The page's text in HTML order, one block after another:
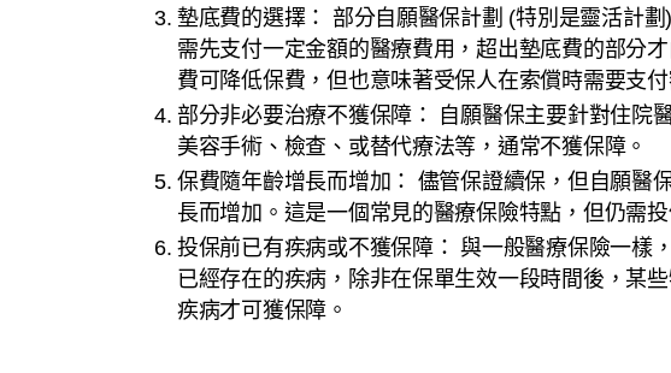
墊底費的選擇： 部分自願醫保計劃 (特別是靈活計
需先支付一定金額的醫療費用，超出墊底費的部分
費可降低保費，但也意味著受保人在索償時需要支付
部分非必要治療不獲保障： 自願醫保主要針對住院
美容手術、檢查、或替代療法等，通常不獲保障。
保費隨年齡增長而增加： 儘管保證續保，但自願醫
長而增加。這是一個常見的醫療保險特點，但仍需
投保前已有疾病或不獲保障： 與一般醫療保險一樣
已經存在的疾病，除非在保單生效一段時間後，某
疾病才可獲保障。